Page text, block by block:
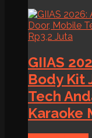
GIIAS
Body Kit
Tech
Karaoke